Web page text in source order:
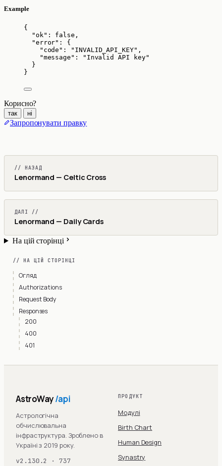
Example
{
"ok" : false ,
"error" : {
"code" : " INVALID_API_KEY" ,
"message" : " Invalid API key"
}
}
Корисно?
так ні
Запропонувати правку
// НАЗАД
Lenormand — Celtic Cross
ДАЛІ //
Lenormand — Daily Cards
На цій сторінці
// НА ЦІЙ СТОРІНЦІ
Огляд
Authorizations
Request Body
Responses
200
400
401
AstroWay/api
Астрологічна
обчислювальна
інфраструктура. Зроблено в
Україні з 2019 року.
v2.130.2 · 737
ПРОДУКТ
Модулі
Birth Chart
Human Design
Synastry